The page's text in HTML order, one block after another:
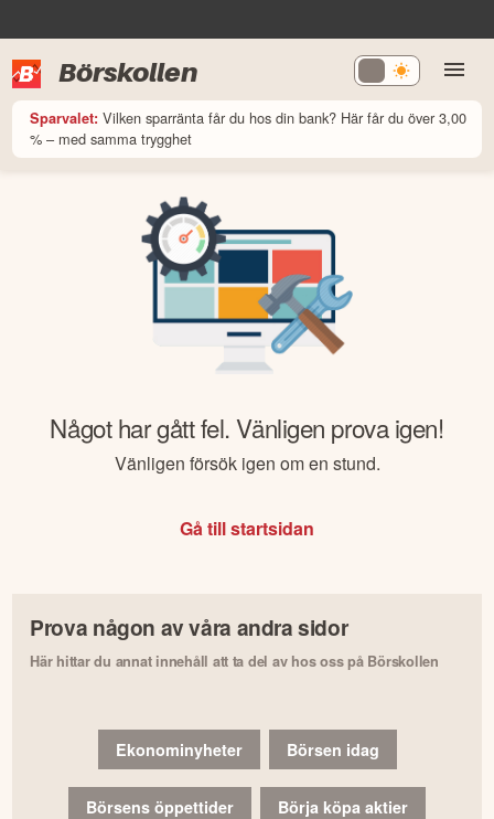
Börskollen
Sparvalet: Vilken sparränta får du hos din bank? Här får du över 3,00
% – med samma trygghet
Något har gått fel. Vänligen prova igen!
Vänligen försök igen om en stund.
Gå till startsidan
Prova någon av våra andra sidor
Här hittar du annat innehåll att ta del av hos oss på Börskollen
Ekonominyheter Börsen idag
Börsens öppettider Börja köpa aktier